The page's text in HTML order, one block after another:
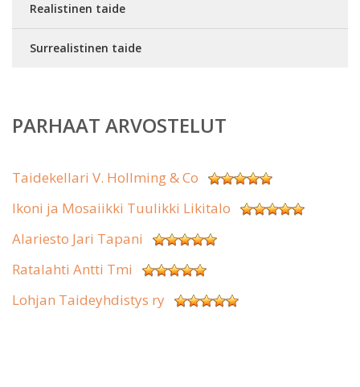
Realistinen taide
Surrealistinen taide
PARHAAT ARVOSTELUT
Taidekellari V. Hollming & Co
Ikoni ja Mosaiikki Tuulikki Likitalo
Alariesto Jari Tapani
Ratalahti Antti Tmi
Lohjan Taideyhdistys ry